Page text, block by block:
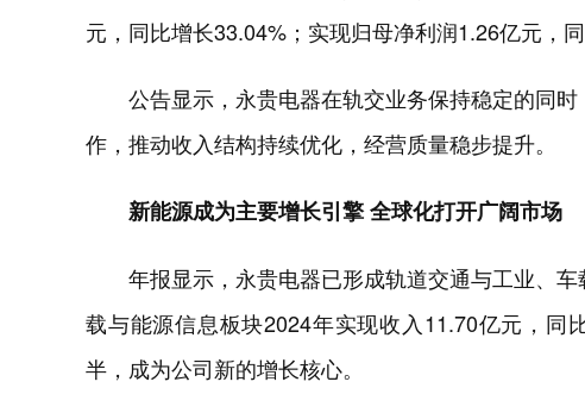
元，同比增长33.04%；实现归母净利润1.26亿元，同
公告显示，永贵电器在轨交业务保持稳定的同
作，推动收入结构持续优化，经营质量稳步提升。
新能源成为主要增长引擎 全球化打开广阔市场
年报显示，永贵电器已形成轨道交通与工业、
载与能源信息板块2024年实现收入11.70亿元，同
半，成为公司新的增长核心。